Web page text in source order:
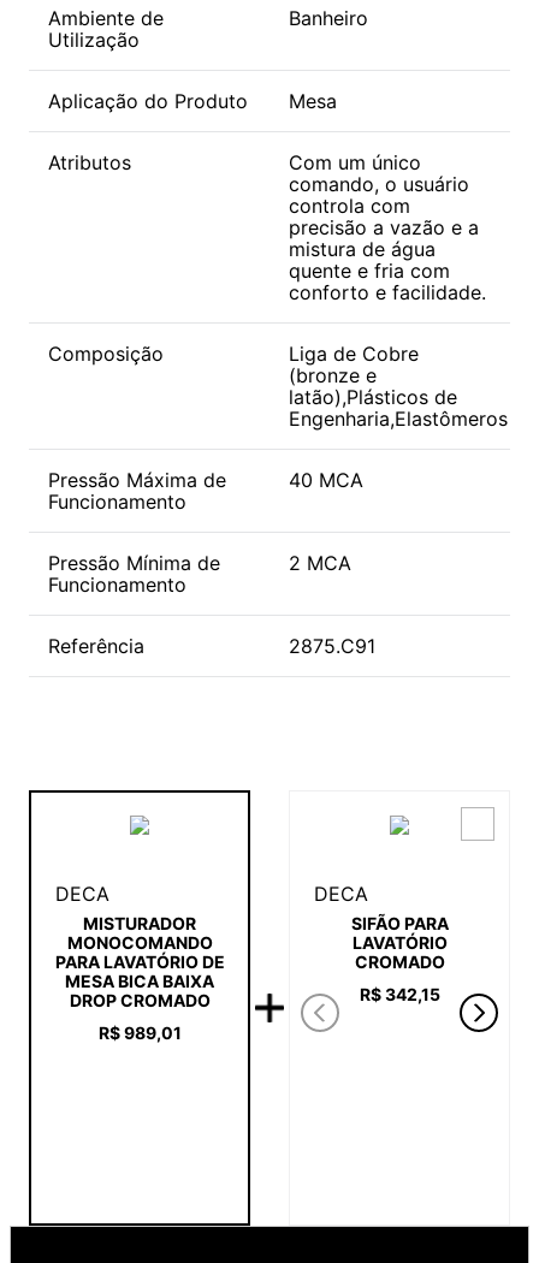
Ambiente de
Utilização
Banheiro
Aplicação do Produto Mesa
Atributos
Com um único
comando, o usuário
controla com
precisão a vazão e a
mistura de água
quente e fria com
conforto e facilidade.
Composição
Liga de Cobre
(bronze e
latão),Plásticos de
Engenharia,Elastômeros
Pressão Máxima de
Funcionamento
40 MCA
Pressão Mínima de
Funcionamento
2 MCA
Referência 2875.C91
DECA
MISTURADOR
MONOCOMANDO
PARA LAVATÓRIO DE
MESA BICA BAIXA
DROP CROMADO
R$ 989,01
DECA
SIFÃO PARA
LAVATÓRIO
CROMADO
R$ 342,15